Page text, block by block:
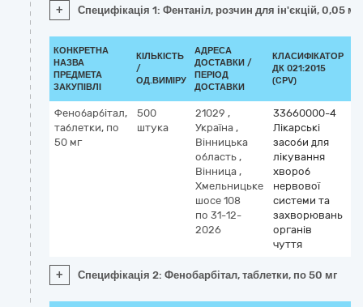
+ Специфікація 1: Фентаніл, розчин для ін'єкцій, 0,05
КОНКРЕТНА
НАЗВА
ПРЕДМЕТА
ЗАКУПІВЛІ
КІЛЬКІСТЬ
/
ОД.ВИМІРУ
АДРЕСА
ДОСТАВКИ /
ПЕРІОД
ДОСТАВКИ
КЛАСИФІКАТОР
ДК 021:2015
(CPV)
Фенобарбітал,
таблетки, по
50 мг
500
штука
21029 ,
Україна ,
Вінницька
область ,
Вінница ,
Хмельницьке
шосе 108
по 31-12-
2026
33660000-4
Лікарські
засоби для
лікування
хвороб
нервової
системи та
захворювань
органів
чуття
+ Специфікація 2: Фенобарбітал, таблетки, по 50 мг